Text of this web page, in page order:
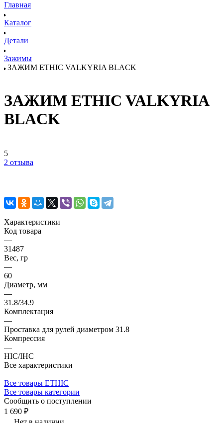
Главная
Каталог
Детали
Зажимы
ЗАЖИМ ETHIC VALKYRIA BLACK
ЗАЖИМ ETHIC VALKYRIA
BLACK
5
2 отзыва
Характеристики
Код товара
—
31487
Вес, гр
—
60
Диаметр, мм
—
31.8/34.9
Комплектация
—
Проставка для рулей диаметром 31.8
Компрессия
—
HIC/IHC
Все характеристики
Все товары ETHIC
Все товары категории
Сообщить о поступлении
1 690 ₽